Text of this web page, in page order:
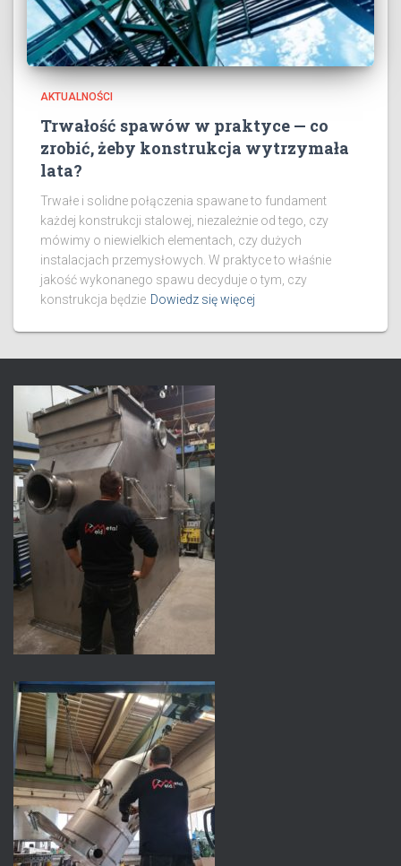
AKTUALNOŚCI
Trwałość spawów w praktyce — co
zrobić, żeby konstrukcja wytrzymała
lata?
Trwałe i solidne połączenia spawane to fundament
każdej konstrukcji stalowej, niezależnie od tego, czy
mówimy o niewielkich elementach, czy dużych
instalacjach przemysłowych. W praktyce to właśnie
jakość wykonanego spawu decyduje o tym, czy
konstrukcja będzie Dowiedz się więcej